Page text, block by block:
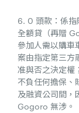
6. 0 頭款：係
全額貸（再贈
參加人需以購車
案由指定第三方
准與否之決定權
不負任何擔保、
及融資公司間，
Gogoro 無涉。